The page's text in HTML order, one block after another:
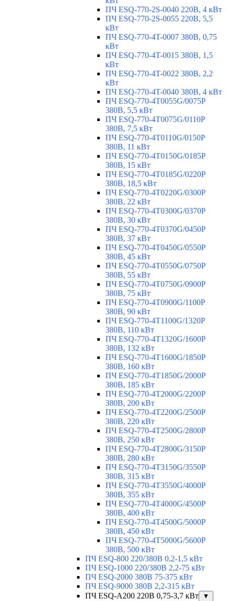
ПЧ ESQ-770-2S-0040 220В, 4 кВт
ПЧ ESQ-770-2S-0055 220В, 5,5
кВт
ПЧ ESQ-770-4T-0007 380В, 0,75
кВт
ПЧ ESQ-770-4T-0015 380В, 1,5
кВт
ПЧ ESQ-770-4T-0022 380В, 2,2
кВт
ПЧ ESQ-770-4T-0040 380В, 4 кВт
ПЧ ESQ-770-4T0055G/0075P
380В, 5,5 кВт
ПЧ ESQ-770-4T0075G/0110P
380В, 7,5 кВт
ПЧ ESQ-770-4T0110G/0150P
380В, 11 кВт
ПЧ ESQ-770-4T0150G/0185P
380В, 15 кВт
ПЧ ESQ-770-4T0185G/0220P
380В, 18,5 кВт
ПЧ ESQ-770-4T0220G/0300P
380В, 22 кВт
ПЧ ESQ-770-4T0300G/0370P
380В, 30 кВт
ПЧ ESQ-770-4T0370G/0450P
380В, 37 кВт
ПЧ ESQ-770-4T0450G/0550P
380В, 45 кВт
ПЧ ESQ-770-4T0550G/0750P
380В, 55 кВт
ПЧ ESQ-770-4T0750G/0900P
380В, 75 кВт
ПЧ ESQ-770-4T0900G/1100P
380В, 90 кВт
ПЧ ESQ-770-4T1100G/1320P
380В, 110 кВт
ПЧ ESQ-770-4T1320G/1600P
380В, 132 кВт
ПЧ ESQ-770-4T1600G/1850P
380В, 160 кВт
ПЧ ESQ-770-4T1850G/2000P
380В, 185 кВт
ПЧ ESQ-770-4T2000G/2200P
380В, 200 кВт
ПЧ ESQ-770-4T2200G/2500P
380В, 220 кВт
ПЧ ESQ-770-4T2500G/2800P
380В, 250 кВт
ПЧ ESQ-770-4T2800G/3150P
380В, 280 кВт
ПЧ ESQ-770-4T3150G/3550P
380В, 315 кВт
ПЧ ESQ-770-4T3550G/4000P
380В, 355 кВт
ПЧ ESQ-770-4T4000G/4500P
380В, 400 кВт
ПЧ ESQ-770-4T4500G/5000P
380В, 450 кВт
ПЧ ESQ-770-4T5000G/5600P
380В, 500 кВт
ПЧ ESQ-800 220/380В 0,2-1,5 кВт
ПЧ ESQ-1000 220/380В 2,2-75 кВт
ПЧ ESQ-2000 380В 75-375 кВт
ПЧ ESQ-9000 380В 2,2-315 кВт
ПЧ ESQ-A200 220В 0,75-3,7 кВт
▼